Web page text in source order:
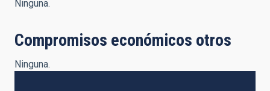
Ninguna.
Compromisos económicos otros
Ninguna.